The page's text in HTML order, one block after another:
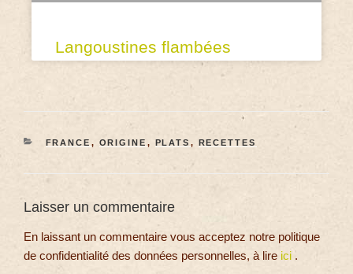
Langoustines flambées
FRANCE , ORIGINE , PLATS , RECETTES
Laisser un commentaire
En laissant un commentaire vous acceptez notre politique
de confidentialité des données personnelles, à lire ici .